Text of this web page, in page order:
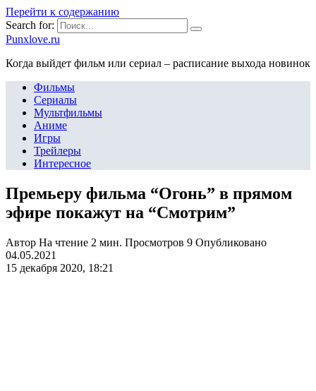
Перейти к содержанию
Search for:
Punxlove.ru
Когда выйдет фильм или сериал – расписание выхода новинок
Фильмы
Сериалы
Мультфильмы
Аниме
Игры
Трейлеры
Интересное
Премьеру фильма “Огонь” в прямом
эфире покажут на “Смотрим”
Автор На чтение 2 мин. Просмотров 9 Опубликовано
04.05.2021
15 декабря 2020, 18:21